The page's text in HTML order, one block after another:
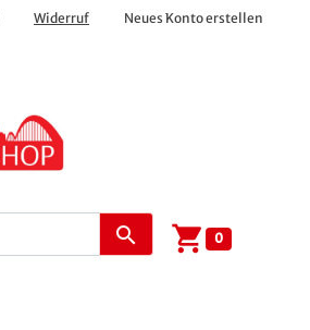
Widerruf Neues Konto erstellen
search shopping_cart 0